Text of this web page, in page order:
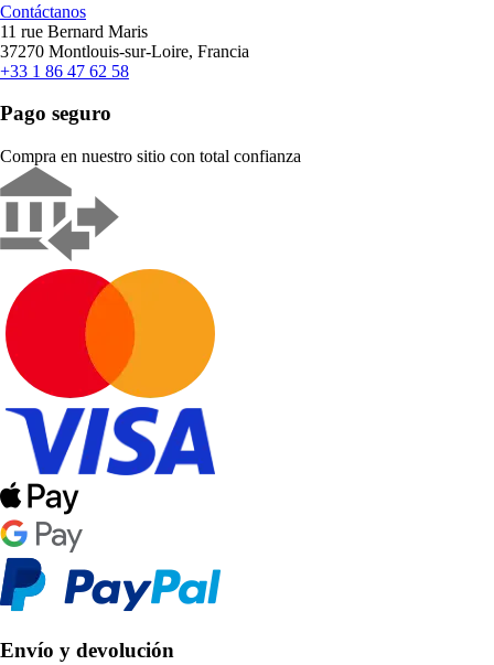
Contáctanos
11 rue Bernard Maris
37270 Montlouis-sur-Loire, Francia
+33 1 86 47 62 58
Pago seguro
Compra en nuestro sitio con total confianza
Envío y devolución